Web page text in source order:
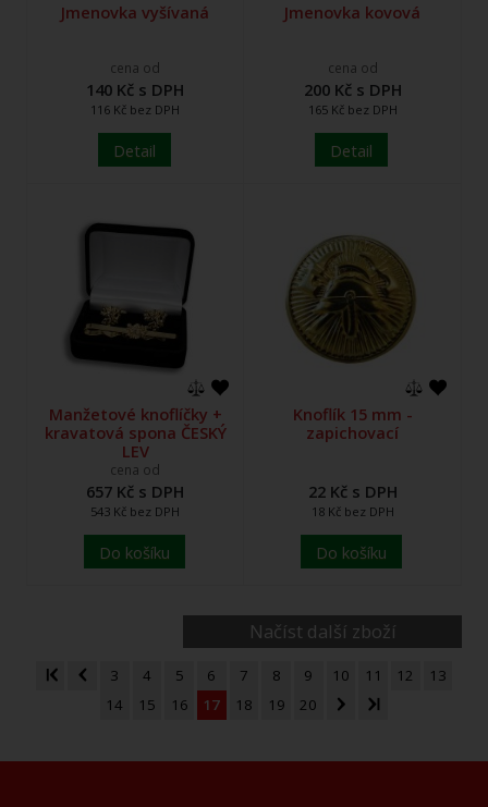
Jmenovka vyšívaná
cena od
140 Kč s DPH
116 Kč bez DPH
Detail
Jmenovka kovová
cena od
200 Kč s DPH
165 Kč bez DPH
Detail
Manžetové knoflíčky +
kravatová spona ČESKÝ
LEV
cena od
657 Kč s DPH
543 Kč bez DPH
Do košíku
Knoflík 15 mm -
zapichovací
22 Kč s DPH
18 Kč bez DPH
Do košíku
Načíst další zboží
3 4 5 6 7 8 9 10 11 12
13
14
15 16 17 18 19 20